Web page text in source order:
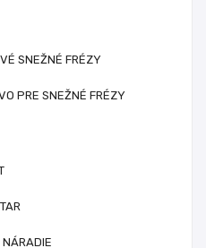
SNEŽNÉ FRÉZY
PRE SNEŽNÉ FRÉZY